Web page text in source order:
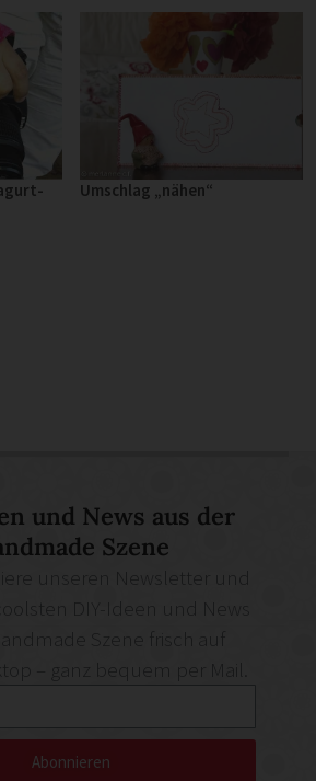
Umschlag „nähen“
und News aus der
Szene
– ganz bequem per Mail.
Abonnieren